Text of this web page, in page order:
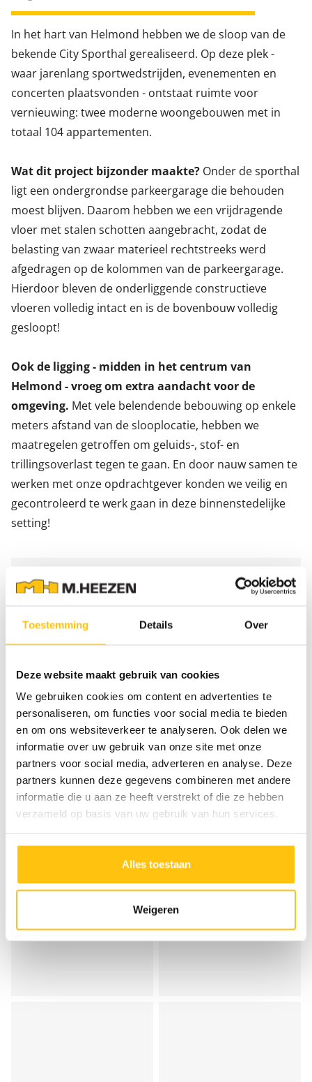
Toestemming Details Over
Deze website maakt gebruik van cookies
We gebruiken cookies om content en advertenties te
personaliseren, om functies voor social media te bieden
en om ons websiteverkeer te analyseren. Ook delen we
informatie over uw gebruik van onze site met onze
partners voor social media, adverteren en analyse. Deze
partners kunnen deze gegevens combineren met andere
informatie die u aan ze heeft verstrekt of die ze hebben
verzameld op basis van uw gebruik van hun services.
Alles toestaan
Weigeren
In het hart van Helmond hebben we de sloop van de
bekende City Sporthal gerealiseerd. Op deze plek -
waar jarenlang sportwedstrijden, evenementen en
concerten plaatsvonden - ontstaat ruimte voor
vernieuwing: twee moderne woongebouwen met in
totaal 104 appartementen.
Wat dit project bijzonder maakte? Onder de sporthal
ligt een ondergrondse parkeergarage die behouden
moest blijven. Daarom hebben we een vrijdragende
vloer met stalen schotten aangebracht, zodat de
belasting van zwaar materieel rechtstreeks werd
afgedragen op de kolommen van de parkeergarage.
Hierdoor bleven de onderliggende constructieve
vloeren volledig intact en is de bovenbouw volledig
gesloopt!
Ook de ligging - midden in het centrum van
Helmond - vroeg om extra aandacht voor de
omgeving. Met vele belendende bebouwing op enkele
meters afstand van de slooplocatie, hebben we
maatregelen getroffen om geluids-, stof- en
trillingsoverlast tegen te gaan. En door nauw samen te
werken met onze opdrachtgever konden we veilig en
gecontroleerd te werk gaan in deze binnenstedelijke
setting!